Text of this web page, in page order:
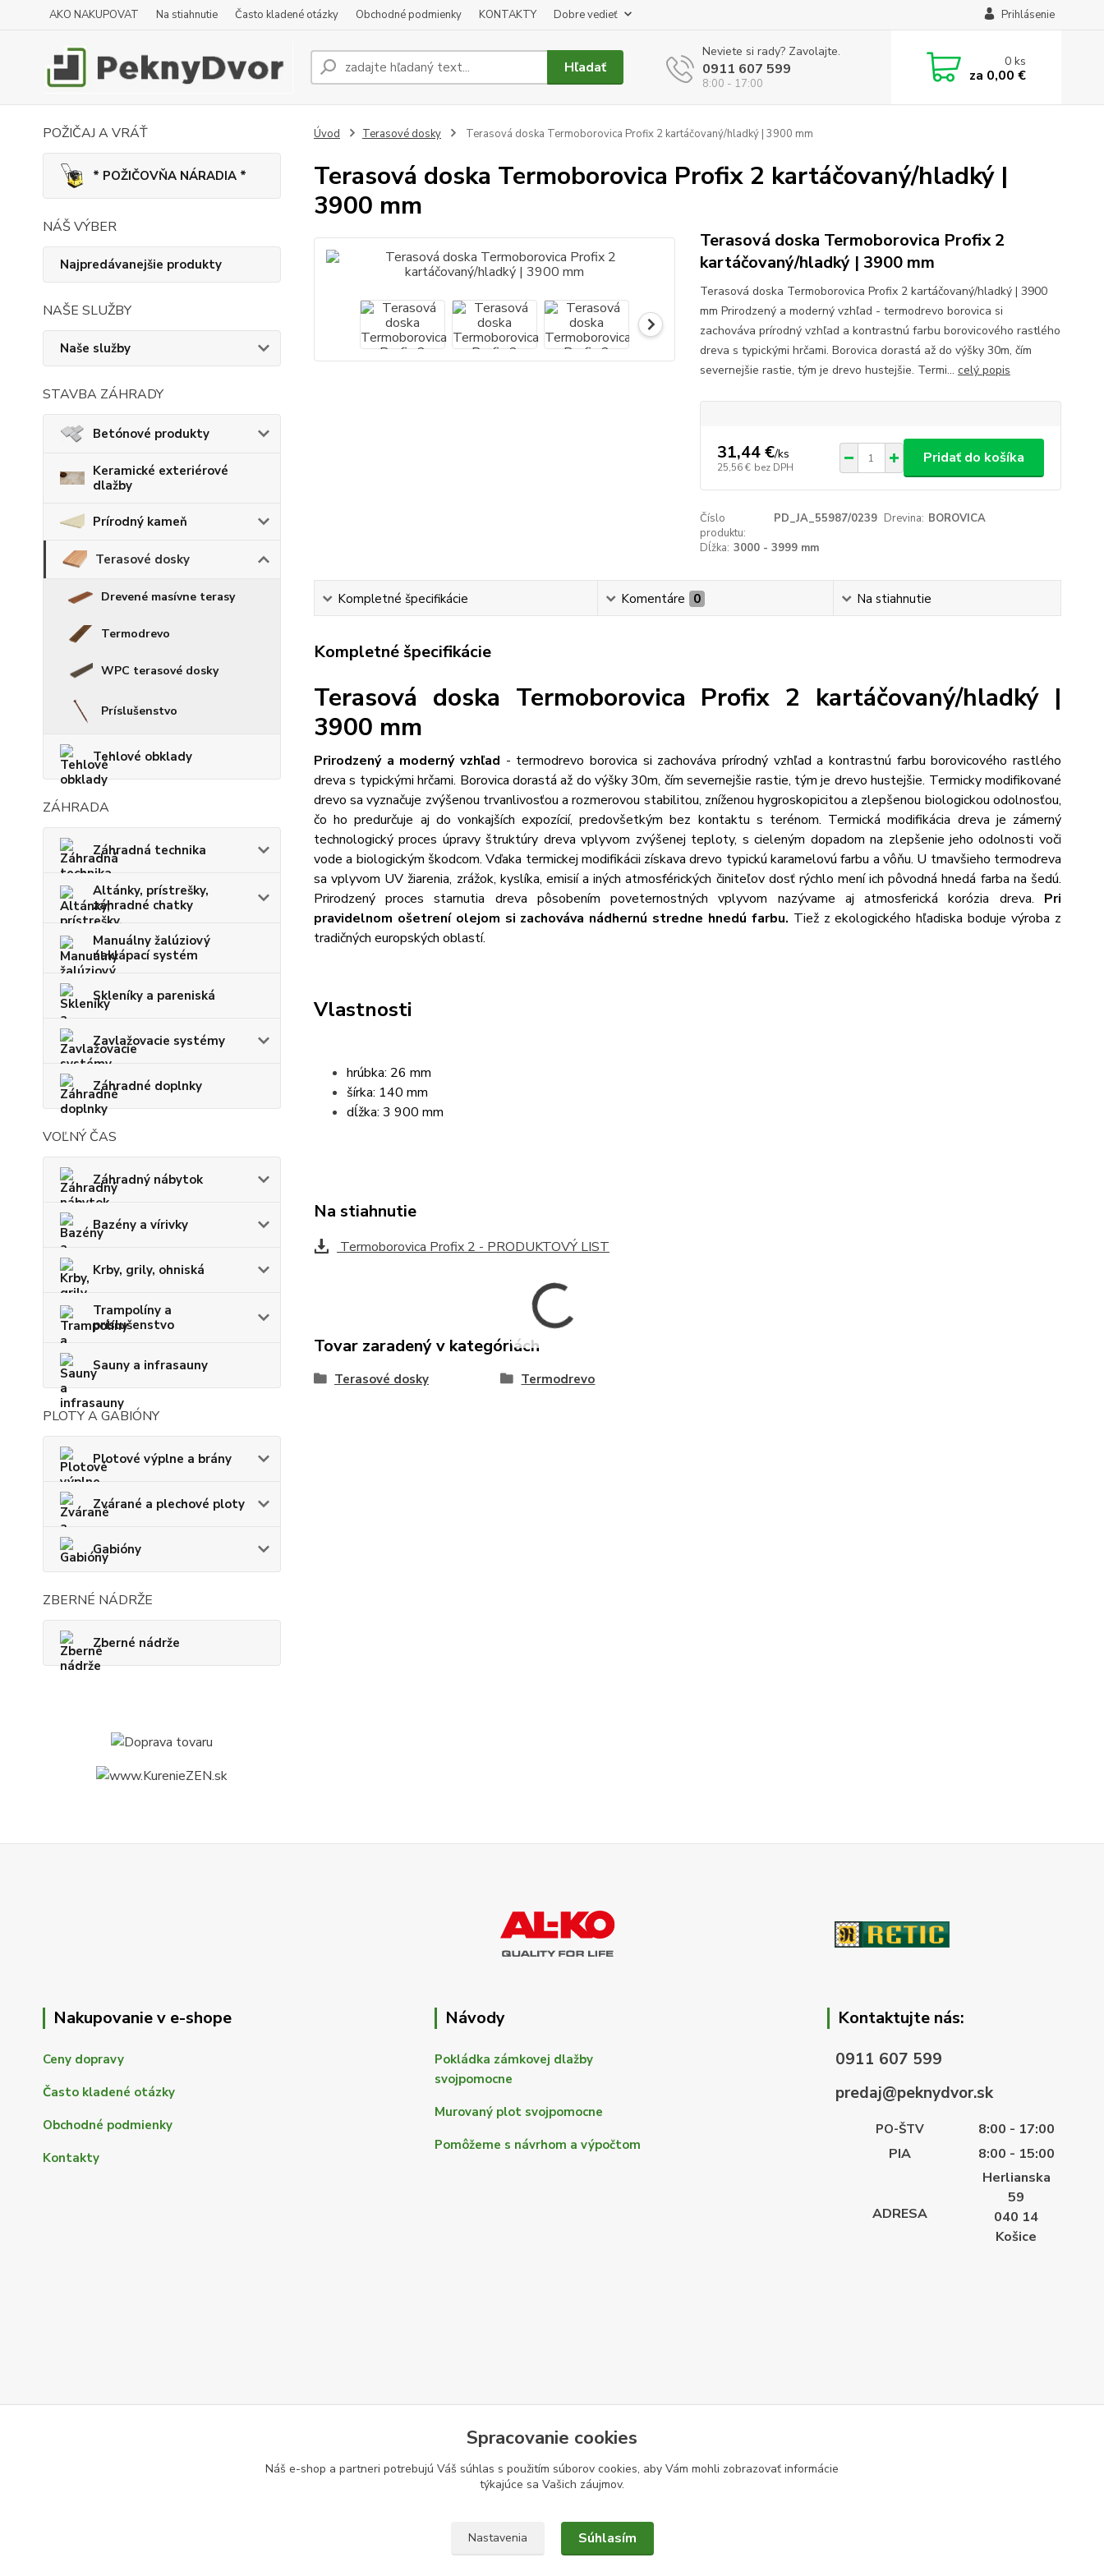
AKO NAKUPOVAT Na stiahnutie Často kladené otázky Obchodné podmienky KONTAKTY Dobre vedieť Prihlásenie
Hľadať
Neviete si rady? Zavolajte.
0911 607 599
8:00 - 17:00
0ks
za 0,00 €
POŽIČAJ A VRÁŤ
* POŽIČOVŇA NÁRADIA *
NÁŠ VÝBER
Najpredávanejšie produkty
NAŠE SLUŽBY
Naše služby
STAVBA ZÁHRADY
Betónové produkty
Keramické exteriérové
dlažby
Prírodný kameň
Terasové dosky
Drevené masívne terasy
Termodrevo
WPC terasové dosky
Príslušenstvo
Tehlové obklady
ZÁHRADA
Záhradná technika
Altánky, prístrešky,
záhradné chatky
Manuálny žalúziový
naklápací systém
Skleníky a pareniská
Zavlažovacie systémy
Záhradné doplnky
VOĽNÝ ČAS
Záhradný nábytok
Bazény a vírivky
Krby, grily, ohniská
Trampolíny a
príslušenstvo
Sauny a infrasauny
PLOTY A GABIÓNY
Plotové výplne a brány
Zvárané a plechové ploty
Gabióny
ZBERNÉ NÁDRŽE
Zberné nádrže
Úvod Terasové dosky Terasová doska Termoborovica Profix 2 kartáčovaný/hladký | 3900 mm
Terasová doska Termoborovica Profix 2 kartáčovaný/hladký |
3900 mm
Terasová doska Termoborovica Profix 2
kartáčovaný/hladký | 3900 mm
Terasová doska Termoborovica Profix 2 kartáčovaný/hladký | 3900
mm Prirodzený a moderný vzhľad - termodrevo borovica si
zachováva prírodný vzhľad a kontrastnú farbu borovicového rastlého
dreva s typickými hrčami. Borovica dorastá až do výšky 30m, čím
severnejšie rastie, tým je drevo hustejšie. Termi... celý popis
31,44 €/ks
25,56 € bez DPH
Pridať do košíka
Číslo
produktu:
PD_JA_55987/0239 Drevina: BOROVICA
Dĺžka: 3000 - 3999 mm
Kompletné špecifikácie Komentáre 0 Na stiahnutie
Kompletné špecifikácie
Terasová doska Termoborovica Profix 2 kartáčovaný/hladký |
3900 mm
Prirodzený a moderný vzhľad - termodrevo borovica si zachováva prírodný vzhľad a kontrastnú farbu borovicového rastlého
dreva s typickými hrčami. Borovica dorastá až do výšky 30m, čím severnejšie rastie, tým je drevo hustejšie. Termicky modifikované
drevo sa vyznačuje zvýšenou trvanlivosťou a rozmerovou stabilitou, zníženou hygroskopicitou a zlepšenou biologickou odolnosťou,
čo ho predurčuje aj do vonkajších expozícií, predovšetkým bez kontaktu s terénom. Termická modifikácia dreva je zámerný
technologický proces úpravy štruktúry dreva vplyvom zvýšenej teploty, s cieleným dopadom na zlepšenie jeho odolnosti voči
vode a biologickým škodcom. Vďaka termickej modifikácii získava drevo typickú karamelovú farbu a vôňu. U tmavšieho termodreva
sa vplyvom UV žiarenia, zrážok, kyslíka, emisií a iných atmosférických činiteľov dosť rýchlo mení ich pôvodná hnedá farba na šedú.
Prirodzený proces starnutia dreva pôsobením poveternostných vplyvom nazývame aj atmosferická korózia dreva. Pri
pravidelnom ošetrení olejom si zachováva nádhernú stredne hnedú farbu. Tiež z ekologického hľadiska boduje výroba z
tradičných europských oblastí.
Vlastnosti
hrúbka: 26 mm
šírka: 140 mm
dĺžka: 3 900 mm
Na stiahnutie
Termoborovica Profix 2 - PRODUKTOVÝ LIST
Tovar zaradený v kategóriách
Terasové dosky Termodrevo
Nakupovanie v e-shope
Ceny dopravy
Často kladené otázky
Obchodné podmienky
Kontakty
Návody
Pokládka zámkovej dlažby
svojpomocne
Murovaný plot svojpomocne
Pomôžeme s návrhom a výpočtom
Kontaktujte nás:
0911 607 599
predaj@peknydvor.sk
PO-ŠTV
8:00 - 17:00
PIA
8:00 - 15:00
ADRESA
Herlianska
59
040 14
Košice
Spracovanie cookies
Náš e-shop a partneri potrebujú Váš súhlas s použitím súborov cookies, aby Vám mohli zobrazovať informácie
týkajúce sa Vašich záujmov.
Nastavenia Súhlasím